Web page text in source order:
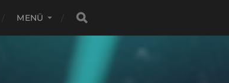
MENÜ